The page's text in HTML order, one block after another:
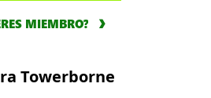
MIEMBRO?
Towerborne